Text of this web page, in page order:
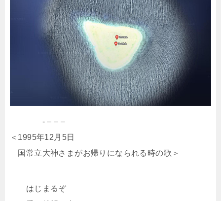
- – – –
＜1995年12月5日
国常立大神さまがお帰りになられる時の歌＞
はじまるぞ